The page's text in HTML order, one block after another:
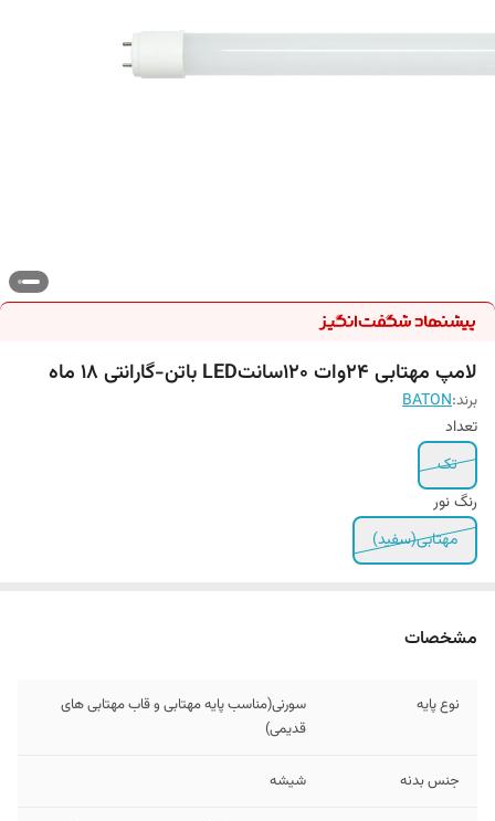
لامپ مهتابی 24وات ۱۲۰سانتLED باتن-گارانتی ۱۸ ماه
برند:BATON
تعداد
تک
رنگ نور
مهتابی(سفید)
مشخصات
نوع پایه
سورنی(مناسب پایه مهتابی و قاب مهتابی های
قدیمی)
جنس بدنه شیشه